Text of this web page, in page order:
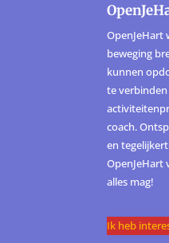
OpenJeHart
beweging
kunnen
te verbinden
coach.
en
OpenJeHart
alles mag!
Ik heb